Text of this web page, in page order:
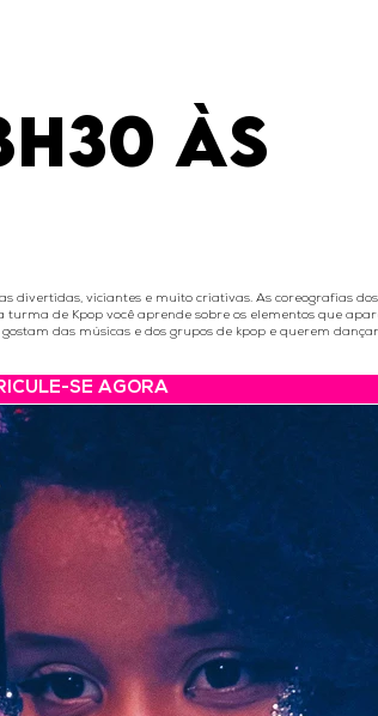
ÀS
divertidas, viciantes e muito criativas. As coreografias
de Kpop você aprende sobre os elementos que
das músicas e dos grupos de kpop e querem
SE AGORA